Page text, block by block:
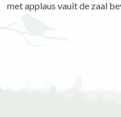
met applaus vauit de zaal